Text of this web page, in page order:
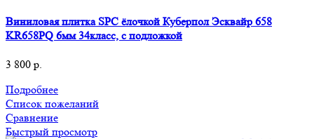
Виниловая плитка SPC ёлочкой Куберпол Эсквайр 658
KR658PQ 6мм 34класс, с подложкой
3 800 р.
Подробнее
Список пожеланий
Сравнение
Быстрый просмотр